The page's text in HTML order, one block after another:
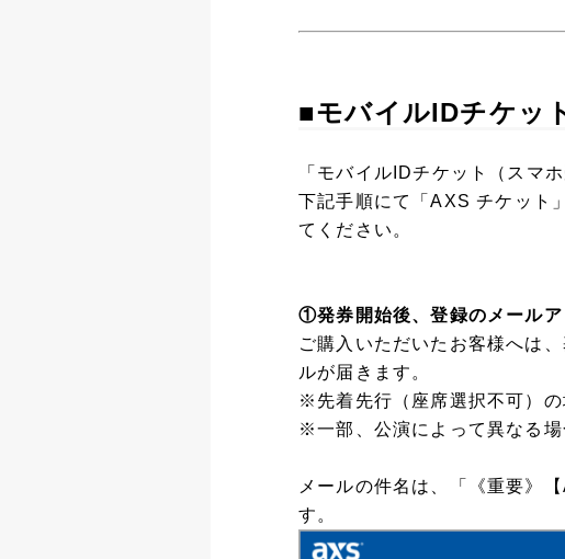
■モバイルIDチケッ
「モバイルIDチケット（スマ
下記手順にて「AXS チケット
てください。
①発券開始後、登録のメールア
ご購入いただいたお客様へは、
ルが届きます。
※先着先行（座席選択不可）の
※一部、公演によって異なる場
メールの件名は、「《重要》
す。